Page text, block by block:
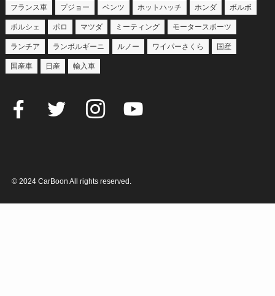
フランス車 プジョー ベンツ ホットハッチ ホンダ ボルボ
ポルシェ ポロ マツダ ミーティング モータースポーツ
ランチア ランボルギーニ ルノー ワイパーさくら 国産
国産車 日産 輸入車
©2024 CarBoon All rights reserved.